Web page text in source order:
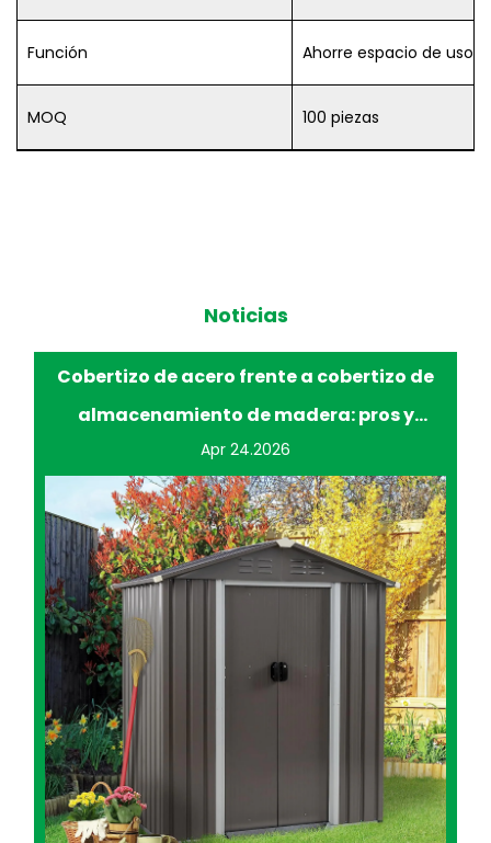
Función Ahorre espacio de uso
MOQ 100 piezas
Noticias
Cobertizo de acero frente a cobertizo de
almacenamiento de madera: pros y
contras
Apr 24.2026